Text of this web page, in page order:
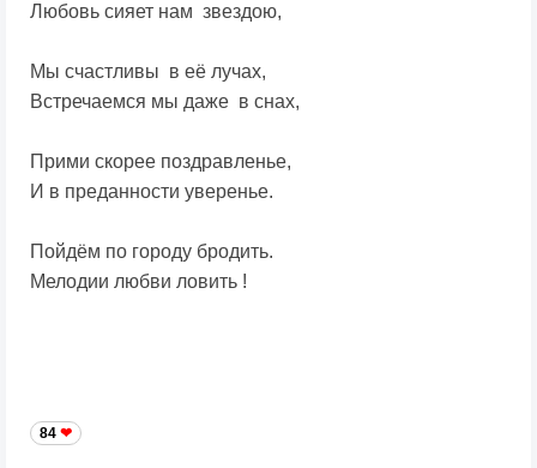
Любовь сияет нам звездою,
Мы счастливы в её лучах,
Встречаемся мы даже в снах,
Прими скорее поздравленье,
И в преданности уверенье.
Пойдём по городу бродить.
Мелодии любви ловить !
84